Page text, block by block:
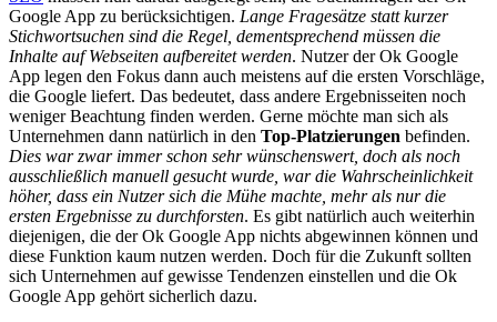
Google App zu berücksichtigen. Lange Fragesätze statt kurzer
Stichwortsuchen sind die Regel, dementsprechend müssen die
Inhalte auf Webseiten aufbereitet werden. Nutzer der Ok Google
App legen den Fokus dann auch meistens auf die ersten Vorschläge,
die Google liefert. Das bedeutet, dass andere Ergebnisseiten noch
weniger Beachtung finden werden. Gerne möchte man sich als
Unternehmen dann natürlich in den Top-Platzierungen befinden.
Dies war zwar immer schon sehr wünschenswert, doch als noch
ausschließlich manuell gesucht wurde, war die Wahrscheinlichkeit
höher, dass ein Nutzer sich die Mühe machte, mehr als nur die
ersten Ergebnisse zu durchforsten. Es gibt natürlich auch weiterhin
diejenigen, die der Ok Google App nichts abgewinnen können und
diese Funktion kaum nutzen werden. Doch für die Zukunft sollten
sich Unternehmen auf gewisse Tendenzen einstellen und die Ok
Google App gehört sicherlich dazu.